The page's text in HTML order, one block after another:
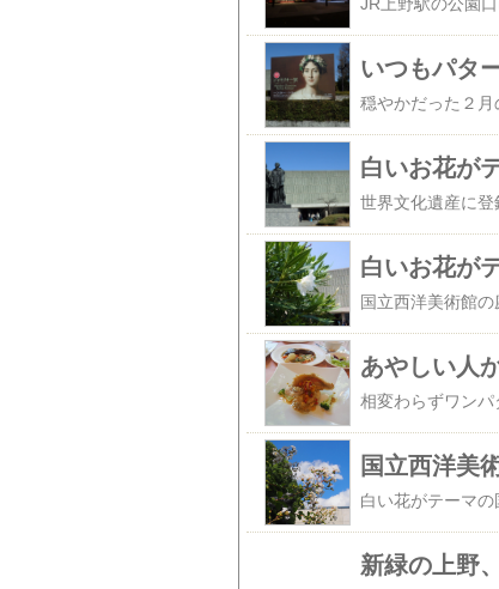
白いお花が
白いお花が
あやしい人
国立西洋美
新緑の上野